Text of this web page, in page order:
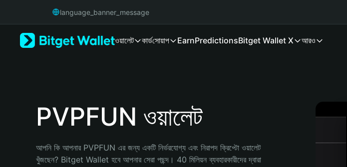
Русский
Bahasa Indonesia
language_banner_message
ওয়ালেট কার্ডসোয়াপ EarnPredictionsBitget Wallet X আরও
PVPFUN ওয়ালেট
আপনি কি আপনার PVPFUN এর জন্য একটি নির্ভরযোগ্য এবং নিরাপদ ক্রিপ্টো ওয়ালেট
খুঁজছেন? Bitget Wallet হবে আপনার সেরা পছন্দ। 40 মিলিয়ন ব্যবহারকারীদের দ্বারা